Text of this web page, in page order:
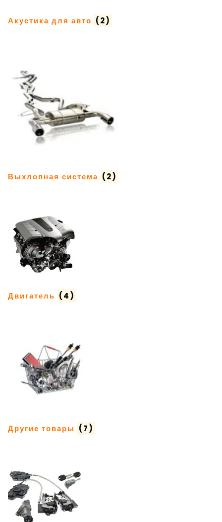
Акустика для авто (2)
Выхлопная система (2)
Двигатель (4)
Другие товары (7)